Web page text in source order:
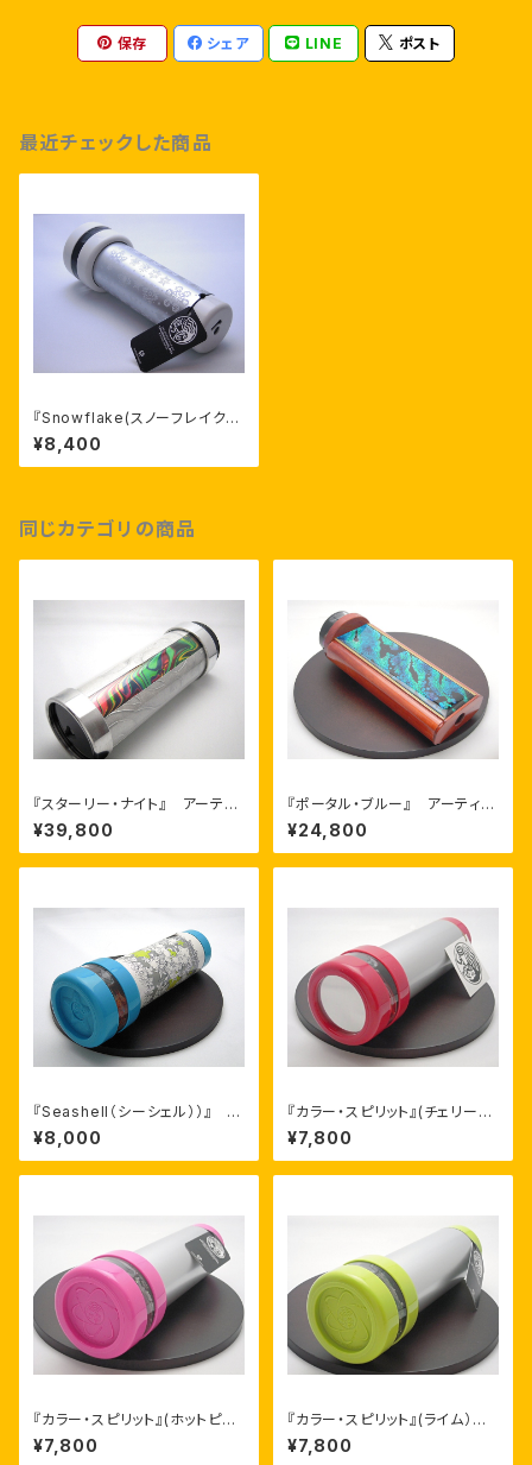
保存 シェア LINE ポスト
最近チェックした商品
『Snowflake(スノーフレイク)』
アーティスト：マイケル・コリア
¥8,400
同じカテゴリの商品
『スターリー・ナイト』 アーティ
スト：コーキー・ウィークス
¥39,800
『ポータル・ブルー』 アーティス
ト：リューク＆サリー・デュレット
¥24,800
『Seashell（シーシェル））』 ア
ーティスト：マイケル・コリア
¥8,000
『カラー・スピリット』(チェリー）
アーティスト：マイケル・コリア
¥7,800
『カラー・スピリット』(ホットピン
ク） アーティスト：マイケル・コ
リア
¥7,800
『カラー・スピリット』(ライム）
アーティスト：マイケル・コリア
¥7,800